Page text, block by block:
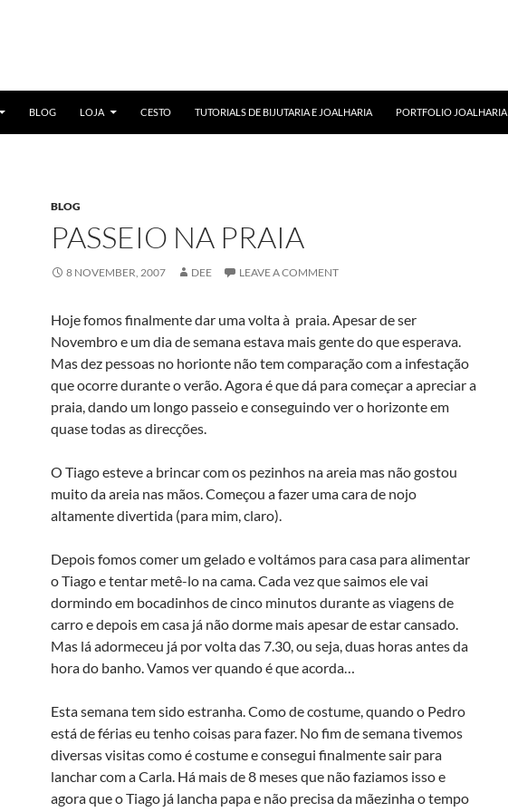
BLOG LOJA CESTO TUTORIALS DE BIJUTARIA E JOALHARIA PORTFOLIO JOALHARIA
BLOG
PASSEIO NA PRAIA
8 NOVEMBER, 2007 DEE LEAVE A COMMENT
Hoje fomos finalmente dar uma volta à praia. Apesar de ser
Novembro e um dia de semana estava mais gente do que esperava.
Mas dez pessoas no horionte não tem comparação com a infestação
que ocorre durante o verão. Agora é que dá para começar a apreciar a
praia, dando um longo passeio e conseguindo ver o horizonte em
quase todas as direcções.
O Tiago esteve a brincar com os pezinhos na areia mas não gostou
muito da areia nas mãos. Começou a fazer uma cara de nojo
altamente divertida (para mim, claro).
Depois fomos comer um gelado e voltámos para casa para alimentar
o Tiago e tentar metê-lo na cama. Cada vez que saimos ele vai
dormindo em bocadinhos de cinco minutos durante as viagens de
carro e depois em casa já não dorme mais apesar de estar cansado.
Mas lá adormeceu já por volta das 7.30, ou seja, duas horas antes da
hora do banho. Vamos ver quando é que acorda…
Esta semana tem sido estranha. Como de costume, quando o Pedro
está de férias eu tenho coisas para fazer. No fim de semana tivemos
diversas visitas como é costume e consegui finalmente sair para
lanchar com a Carla. Há mais de 8 meses que não faziamos isso e
agora que o Tiago já lancha papa e não precisa da mãezinha o tempo